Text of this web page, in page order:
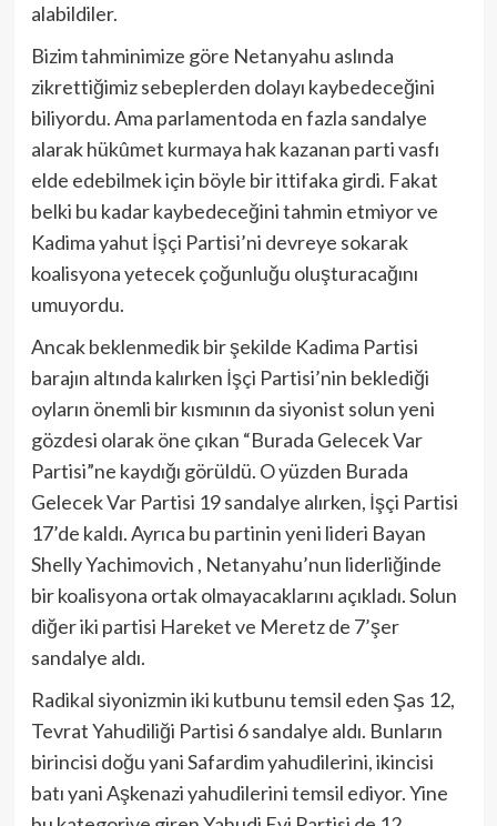
alabildiler.
Bizim tahminimize göre Netanyahu aslında
zikrettiğimiz sebeplerden dolayı kaybedeceğini
biliyordu. Ama parlamentoda en fazla sandalye
alarak hükûmet kurmaya hak kazanan parti vasfı
elde edebilmek için böyle bir ittifaka girdi. Fakat
belki bu kadar kaybedeceğini tahmin etmiyor ve
Kadima yahut İşçi Partisi’ni devreye sokarak
koalisyona yetecek çoğunluğu oluşturacağını
umuyordu.
Ancak beklenmedik bir şekilde Kadima Partisi
barajın altında kalırken İşçi Partisi’nin beklediği
oyların önemli bir kısmının da siyonist solun yeni
gözdesi olarak öne çıkan “Burada Gelecek Var
Partisi”ne kaydığı görüldü. O yüzden Burada
Gelecek Var Partisi 19 sandalye alırken, İşçi Partisi
17’de kaldı. Ayrıca bu partinin yeni lideri Bayan
Shelly Yachimovich , Netanyahu’nun liderliğinde
bir koalisyona ortak olmayacaklarını açıkladı. Solun
diğer iki partisi Hareket ve Meretz de 7’şer
sandalye aldı.
Radikal siyonizmin iki kutbunu temsil eden Şas 12,
Tevrat Yahudiliği Partisi 6 sandalye aldı. Bunların
birincisi doğu yani Safardim yahudilerini, ikincisi
batı yani Aşkenazi yahudilerini temsil ediyor. Yine